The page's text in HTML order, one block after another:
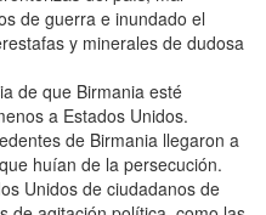
de guerra e inundado el
y minerales de dudosa
de que Birmania esté
a Estados Unidos.
de Birmania llegaron a
huían de la persecución.
Unidos de ciudadanos de